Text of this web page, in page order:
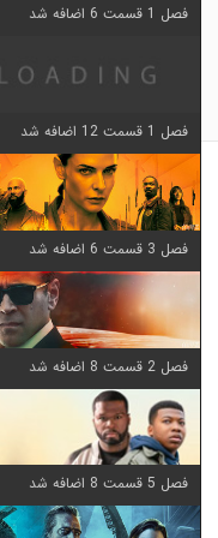
فصل 1 قسمت 6 اضافه شد
فصل 1 قسمت 12 اضافه شد
فصل 3 قسمت 6 اضافه شد
فصل 2 قسمت 8 اضافه شد
فصل 5 قسمت 8 اضافه شد